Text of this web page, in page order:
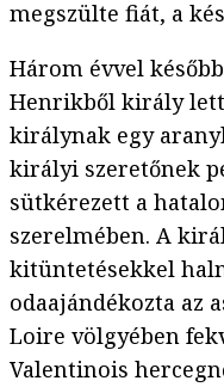
megszülte fiát, a
Három évvel
Henrikből király
királynak egy
királyi szeretőnek
sütkérezett a
szerelmében. A
kitüntetésekkel
odaajándékozta az
Loire völgyében
Valentinois